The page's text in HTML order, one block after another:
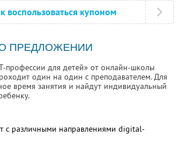
воспользоваться купоном
ПРЕДЛОЖЕНИИ
профессии для детей» от онлайн-школы
один на один с преподавателем. Для
время занятия и найдут индивидуальный
с различными направлениями digital-